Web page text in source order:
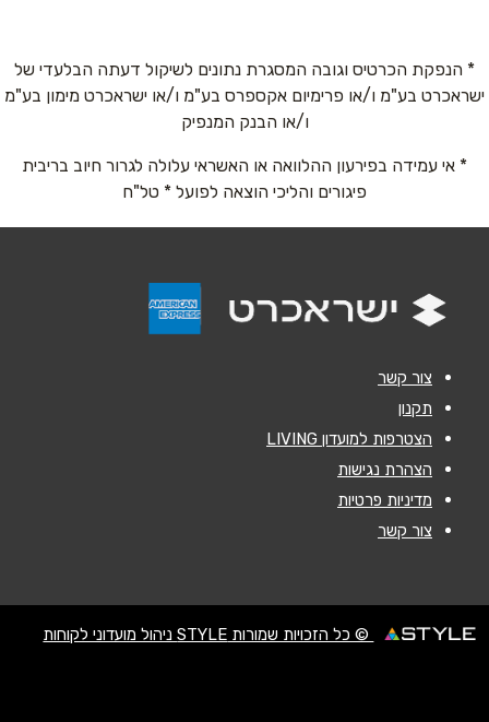
אנא חזרו אלי בקשר ל...
שליחה
* הנפקת הכרטיס וגובה המסגרת נתונים לשיקול דעתה הבלעדי של
ישראכרט בע"מ ו/או פרימיום אקספרס בע"מ ו/או ישראכרט מימון בע"מ
ו/או הבנק המנפיק
* אי עמידה בפירעון ההלוואה או האשראי עלולה לגרור חיוב בריבית
פיגורים והליכי הוצאה לפועל * טל"ח
צור קשר
תקנון
הצטרפות למועדון LIVING
הצהרת נגישות
מדיניות פרטיות
צור קשר
© כל הזכויות שמורות STYLE ניהול מועדוני לקוחות